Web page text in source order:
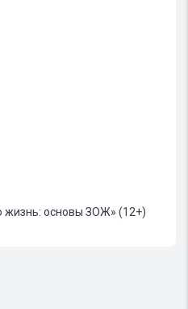
жизнь: основы ЗОЖ» (12+)